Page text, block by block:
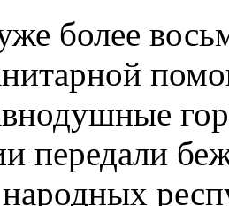
более
передали
народных